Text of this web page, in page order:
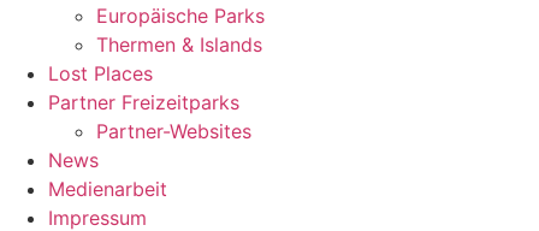
Europäische Parks
Thermen & Islands
Lost Places
Partner Freizeitparks
Partner-Websites
News
Medienarbeit
Impressum